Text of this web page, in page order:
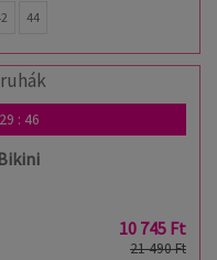
44
29 : 46
10 745 Ft
21 490 Ft